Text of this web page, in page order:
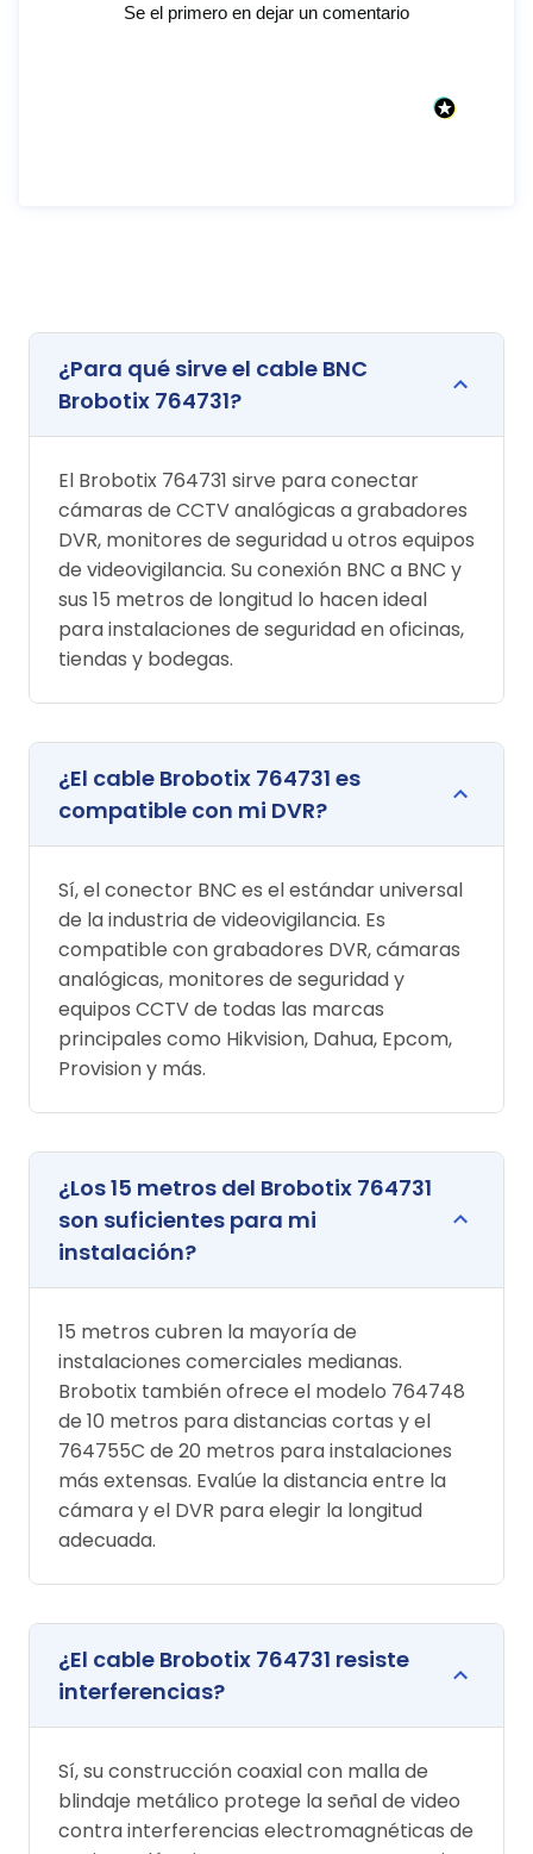
Se el primero en dejar un comentario
¿Para qué sirve el cable BNC
Brobotix 764731?
El Brobotix 764731 sirve para conectar
cámaras de CCTV analógicas a grabadores
DVR, monitores de seguridad u otros equipos
de videovigilancia. Su conexión BNC a BNC y
sus 15 metros de longitud lo hacen ideal
para instalaciones de seguridad en oficinas,
tiendas y bodegas.
¿El cable Brobotix 764731 es
compatible con mi DVR?
Sí, el conector BNC es el estándar universal
de la industria de videovigilancia. Es
compatible con grabadores DVR, cámaras
analógicas, monitores de seguridad y
equipos CCTV de todas las marcas
principales como Hikvision, Dahua, Epcom,
Provision y más.
¿Los 15 metros del Brobotix 764731
son suficientes para mi
instalación?
15 metros cubren la mayoría de
instalaciones comerciales medianas.
Brobotix también ofrece el modelo 764748
de 10 metros para distancias cortas y el
764755C de 20 metros para instalaciones
más extensas. Evalúe la distancia entre la
cámara y el DVR para elegir la longitud
adecuada.
¿El cable Brobotix 764731 resiste
interferencias?
Sí, su construcción coaxial con malla de
blindaje metálico protege la señal de video
contra interferencias electromagnéticas de